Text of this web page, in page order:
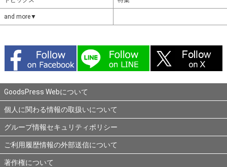
and more▼
GoodsPress Webについて
個人に関わる情報の取扱いについて
グループ情報セキュリティポリシー
ご利用履歴情報の外部送信について
著作権について